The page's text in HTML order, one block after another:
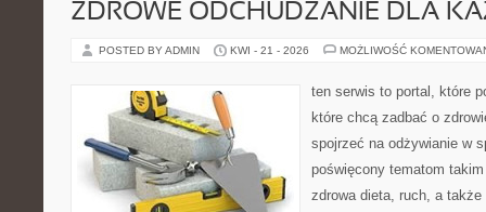
ZDROWE ODCHUDZANIE DLA
POSTED BY ADMIN KWI - 21 - 2026 MOŻLIWOŚĆ
ten serwis to portal, które
które chcą zadbać o
spojrzeć na odżywianie w
poświęcony tematom
zdrowa dieta, ruch, a